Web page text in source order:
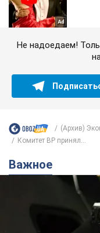
Не надоедаем!
(Архив)
Комитет ВР принял...
Важное